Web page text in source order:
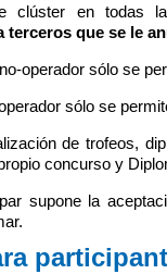
clúster en todas
terceros que se le
operador sólo se
sólo se
de trofeos,
concurso y
supone la